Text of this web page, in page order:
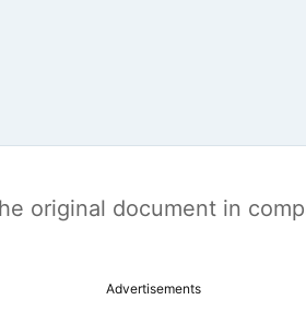
original document in
Advertisements